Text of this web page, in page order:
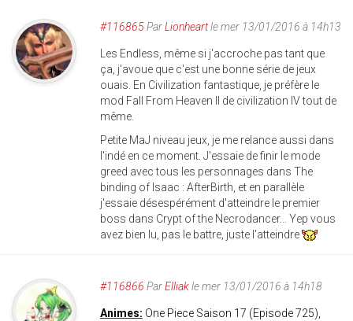
#116865ParLionheartle mer 13/01/2016 à 14h13
Les Endless, même si j'accroche pas tant que
ça, j'avoue que c'est une bonne série de jeux
ouais. En Civilization fantastique, je préfère le
mod Fall From Heaven II de civilization IV tout de
même.
Petite MaJ niveau jeux, je me relance aussi dans
l'indé en ce moment. J'essaie de finir le mode
greed avec tous les personnages dans The
binding of Isaac : AfterBirth, et en parallèle
j'essaie désespérément d'atteindre le premier
boss dans Crypt of the Necrodancer... Yep vous
avez bien lu, pas le battre, juste l'atteindre
#116866 ParElliakle mer 13/01/2016 à 14h18
Animes: One Piece Saison 17 (Episode 725),